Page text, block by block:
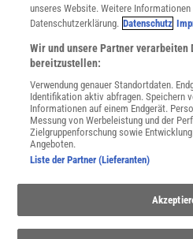
Impressum
Angebote für Schulen
Angebote für Institutionen
Sprachen lernen mit Gymglish
Lexika
Für Spektrum schreiben
Zugänglichkeitserklärung
WEBSEITEN
KielSCN
Wissenschaft in die Schulen
SciLogs
unseres Website. Weitere Informationen
Datenschutzerklärung. Datenschutz
Wir und unsere Partner verarbeiten
bereitzustellen:
Verwendung genauer Standortdaten.
Identifikation aktiv abfragen. Speichern
Informationen auf einem Endgerät.
Messung von Werbeleistung und der
Zielgruppenforschung sowie
Angeboten.
Liste der Partner (Lieferanten)